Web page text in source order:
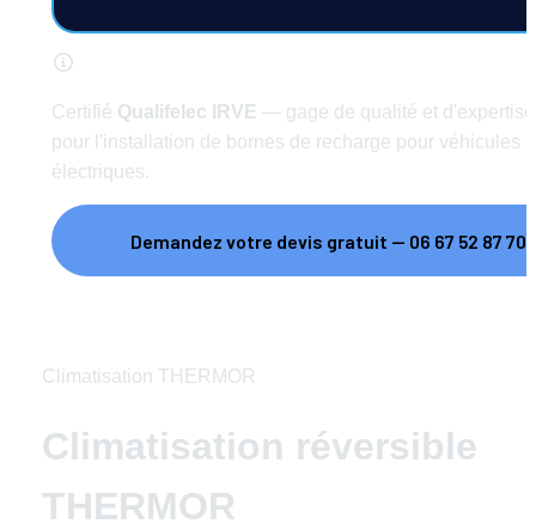
Certifié Qualifelec IRVE — gage de qualité et d'expertise
pour l'installation de bornes de recharge pour véhicules
électriques.
Demandez votre devis gratuit — 06 67 52 87 70
Climatisation THERMOR
Climatisation réversible
THERMOR